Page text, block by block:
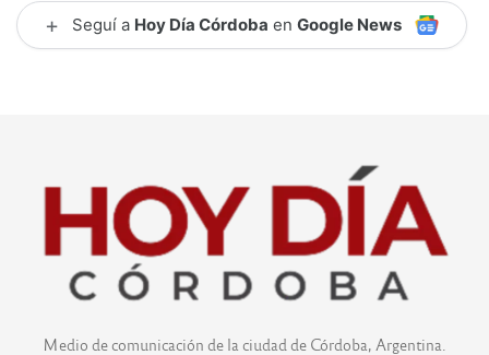
+ Seguí a Hoy Día Córdoba en Google News
Medio de comunicación de la ciudad de Córdoba, Argentina.